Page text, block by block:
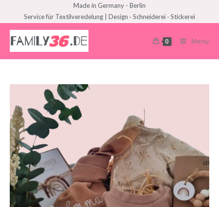
Made in Germany - Berlin
Service für Textilveredelung | Design · Schneiderei · Stickerei
0 Menü